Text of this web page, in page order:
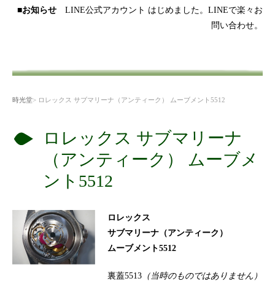
■お知らせ LINE公式アカウント はじめました。LINEで楽々お
問い合わせ。
時光堂> ロレックス サブマリーナ（アンティーク） ムーブメント5512
ロレックス サブマリーナ
（アンティーク） ムーブメ
ント5512
ロレックス
サブマリーナ（アンティーク）
ムーブメント5512
裏蓋5513（当時のものではありません）